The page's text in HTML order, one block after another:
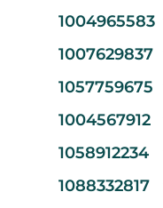
1004965583
1007629837
1057759675
1004567912
1058912234
1088332817